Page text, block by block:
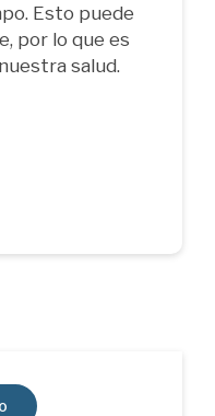
Esto puede
por lo que es
salud.